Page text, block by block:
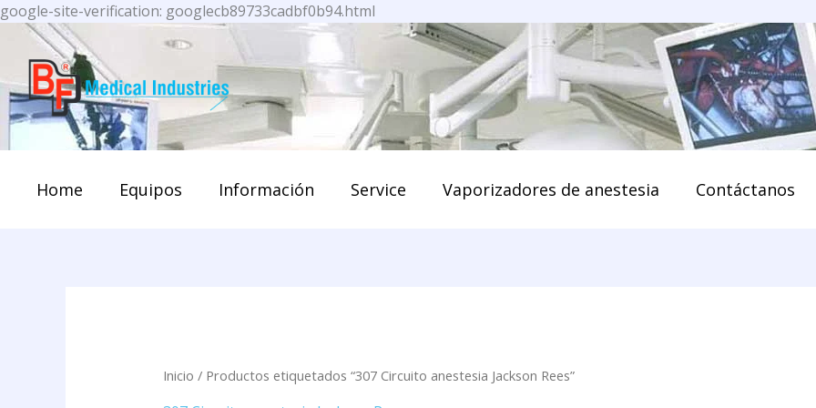
google-site-verification: googlecb89733cadbf0b94.html
contenido
Home Equipos Información Service Vaporizadores de anestesia Contáctanos
Inicio / Productos etiquetados “307 Circuito anestesia Jackson Rees”